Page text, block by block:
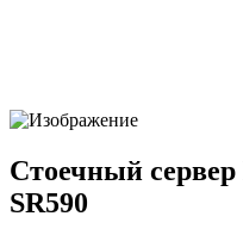
Стоечный
SR590